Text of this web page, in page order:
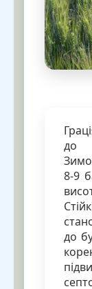
до
8-9
до